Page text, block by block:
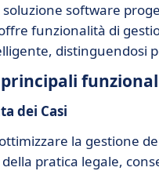
soluzione software
funzionalità di
distinguendosi
dei Casi
la gestione
pratica legale,